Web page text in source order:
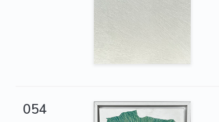
054